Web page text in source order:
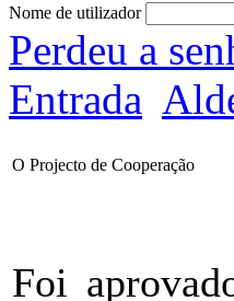
Nome de utilizador
Perdeu a
Entrada
O Projecto de Cooperação
Foi